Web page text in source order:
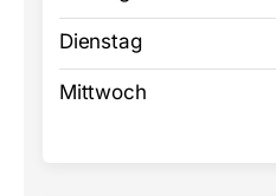
Dienstag
Mittwoch